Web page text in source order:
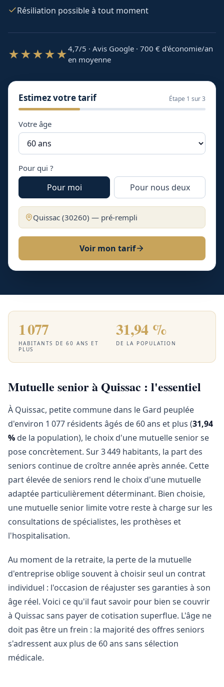
Résiliation possible à tout moment
★★★★★4,7/5 · Avis Google · 700 € d'économie/an
en moyenne
Estimez votre tarif Étape 1 sur 3
Votre âge
Pour qui ?
Pour moi Pour nous deux
Quissac (30260) — pré-rempli
Voir mon tarif
1 077
HABITANTS DE 60 ANS ET
PLUS
31,94 %
DE LA POPULATION
Mutuelle senior à Quissac : l'essentiel
À Quissac, petite commune dans le Gard peuplée
d'environ 1 077 résidents âgés de 60 ans et plus (31,94
% de la population), le choix d'une mutuelle senior se
pose concrètement. Sur 3 449 habitants, la part des
seniors continue de croître année après année. Cette
part élevée de seniors rend le choix d'une mutuelle
adaptée particulièrement déterminant. Bien choisie,
une mutuelle senior limite votre reste à charge sur les
consultations de spécialistes, les prothèses et
l'hospitalisation.
Au moment de la retraite, la perte de la mutuelle
d'entreprise oblige souvent à choisir seul un contrat
individuel : l'occasion de réajuster ses garanties à son
âge réel. Voici ce qu'il faut savoir pour bien se couvrir
à Quissac sans payer de cotisation superflue. L'âge ne
doit pas être un frein : la majorité des offres seniors
s'adressent aux plus de 60 ans sans sélection
médicale.